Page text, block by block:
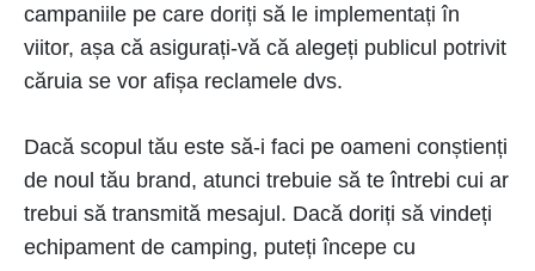
campaniile pe care doriți să le implementați în
viitor, așa că asigurați-vă că alegeți publicul potrivit
căruia se vor afișa reclamele dvs.
Dacă scopul tău este să-i faci pe oameni conștienți
de noul tău brand, atunci trebuie să te întrebi cui ar
trebui să transmită mesajul. Dacă doriți să vindeți
echipament de camping, puteți începe cu